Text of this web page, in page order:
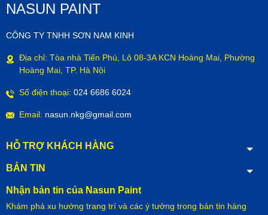
NASUN PAINT
CÔNG TY TNHH SƠN NAM KINH
Địa chỉ: Tòa nhà Tiến Phú, Lô 08-3A KCN Hoàng Mai, Phường
Hoàng Mai, TP. Hà Nội
Số điện thoại: 024 6686 6024
Email: nasun.nkg@gmail.com
HỖ TRỢ KHÁCH HÀNG
BẢN TIN
Nhận bản tin của Nasun Paint
Khám phá xu hướng trang trí và các ý tưởng trong bản tin hàng